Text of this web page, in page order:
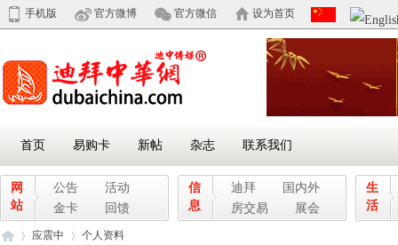
手机版 官方微博 官方微信 设为首页
首页 易购卡 新帖 杂志 联系我们
网
站
公告
活动
金卡
回馈
信
息
迪拜
国内外
房交易
展会
生
活
应震中 个人资料